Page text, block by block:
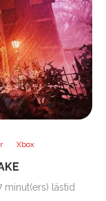
Xbox
minut(ers) lästid